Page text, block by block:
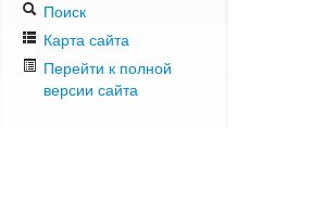
Поиск
Карта сайта
Перейти к полной
версии сайта